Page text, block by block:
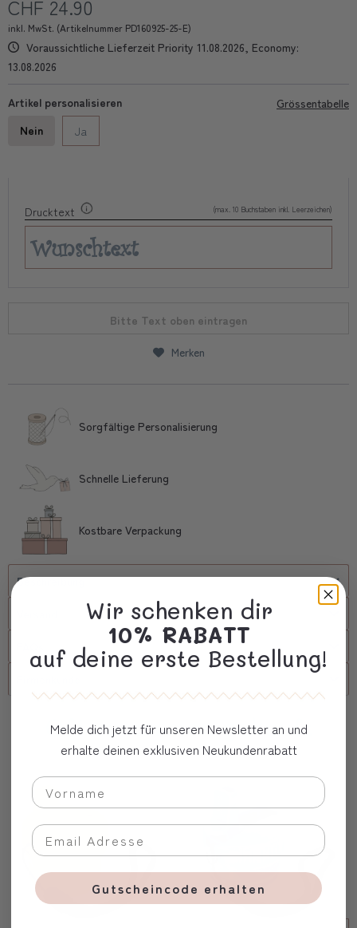
CHF 24.90
inkl. MwSt. (Artikelnummer PD160925-25-E)
Voraussichtliche Lieferzeit Priority 11.08.2026, Economy:
13.08.2026
Grössentabelle
Artikel personalisieren
Nein
Ja
Drucktext (max. 10 Buchstaben inkl. Leerzeichen)
Bitte Text oben eintragen
Merken
Sorgfältige Personalisierung
Schnelle Lieferung
Kostbare Verpackung
Beschreibung
Oft zusammen gekauft
Wir schenken dir
10% RABATT
auf deine erste Bestellung!
Melde dich jetzt für unseren Newsletter an und
erhalte deinen exklusiven Neukundenrabatt
Gutscheincode erhalten